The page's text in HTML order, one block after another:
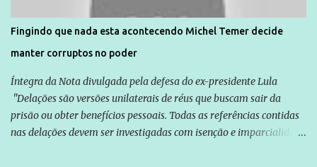
direitos violados. Leia mais: Anistia Internacional cobra do Brasil
solução do caso Amarildo - Terra Brasil
Fingindo que nada esta acontecendo Michel Temer decide
manter corruptos no poder
Íntegra da Nota divulgada pela defesa do ex-presidente Lula
"Delações são versões unilaterais de réus que buscam sair da
prisão ou obter benefícios pessoais. Todas as referências contidas
nas delações devem ser investigadas com isenção e imparcialidade